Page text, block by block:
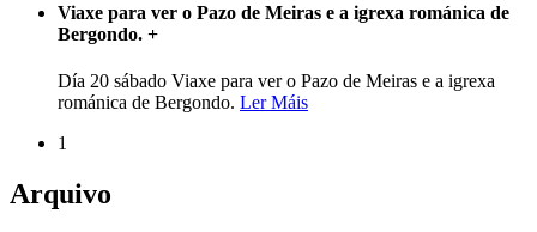
Viaxe para ver o Pazo de Meiras e a igrexa románica de
Bergondo. +
Día 20 sábado Viaxe para ver o Pazo de Meiras e a igrexa
románica de Bergondo. Ler Máis
1
Arquivo